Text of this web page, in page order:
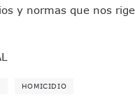
Colectivos Piden A Lemus
Morenistas Imparten Taller
y normas que nos
HOMICIDIO